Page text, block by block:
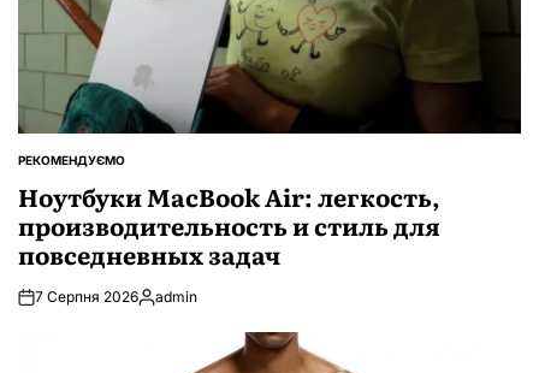
ОПУБЛІКУВАТИ
РЕКОМЕНДУЄМО
Ноутбуки MacBook Air: легкость,
производительность и стиль для
повседневных задач
7 Серпня 2026Опубліковано
admin